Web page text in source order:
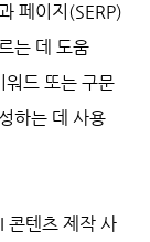
페이지(SERP)
는 데 도움
워드 또는 구문
하는 데 사용
콘텐츠 제작 사